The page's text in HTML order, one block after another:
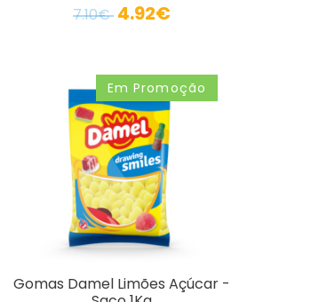
7.10€ 4.92€
Em Promoção
Gomas Damel Limões Açúcar -